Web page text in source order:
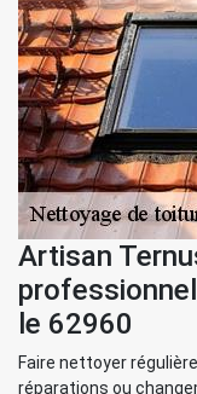
Artisan
le 62960
Faire nettoyer
réparations ou